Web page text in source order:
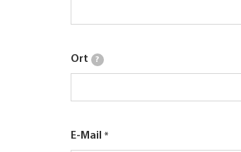
Ort ?
E-Mail